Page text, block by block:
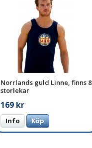
Norrlands guld Linne, finns 8
storlekar
169 kr
Info Köp